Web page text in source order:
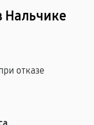
Нальчике
отказе